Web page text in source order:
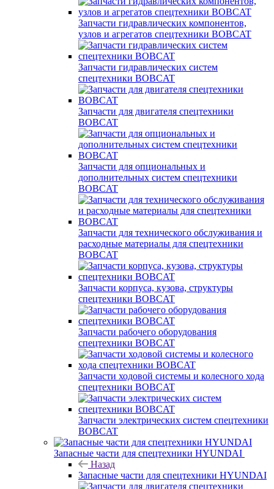
Запчасти гидравлических компонентов,
узлов и агрегатов спецтехники BOBCAT
Запчасти гидравлических систем
спецтехники BOBCAT
Запчасти для двигателя спецтехники
BOBCAT
Запчасти для опциональных и
дополнительных систем спецтехники
BOBCAT
Запчасти для технического обслуживания и
расходные материалы для спецтехники
BOBCAT
Запчасти корпуса, кузова, структуры
спецтехники BOBCAT
Запчасти рабочего оборудования
спецтехники BOBCAT
Запчасти ходовой системы и колесного хода
спецтехники BOBCAT
Запчасти электрических систем спецтехники
BOBCAT
Запасные части для спецтехники HYUNDAI
Назад
Запасные части для спецтехники HYUNDAI